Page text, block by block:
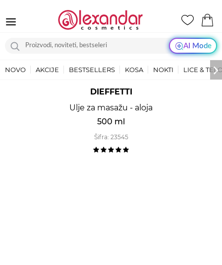
AI Mode
NOVO AKCIJE BESTSELLERS KOSA NOKTI LICE &
DIEFFETTI
Ulje za masažu - aloja
500 ml
Šifra: 23545